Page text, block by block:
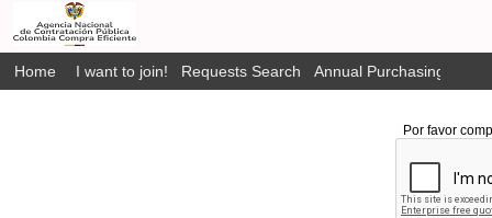
Home I want to join! Requests Search Annual Purchasing Plan
Por favor